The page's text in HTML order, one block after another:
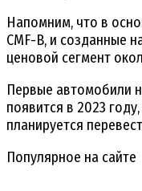
Напомним, что в
CMF-B, и созданные
ценовой сегмент
Первые автомобили
появится в 2023
планируется
Популярное на сайте